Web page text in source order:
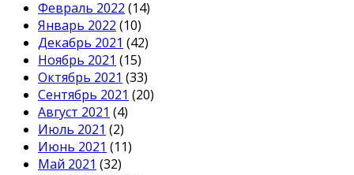
Февраль 2022 (14)
Январь 2022 (10)
Декабрь 2021 (42)
Ноябрь 2021 (15)
Октябрь 2021 (33)
Сентябрь 2021 (20)
Август 2021 (4)
Июль 2021 (2)
Июнь 2021 (11)
Май 2021 (32)